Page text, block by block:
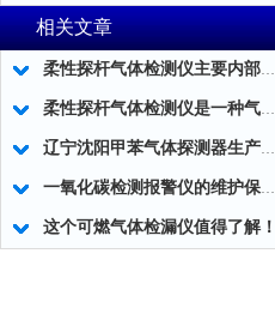
相关文章
柔性探杆气体检测仪主要内部结构简述
柔性探杆气体检测仪是一种气体泄露浓度检测的仪器仪表工具
辽宁沈阳甲苯气体探测器生产厂家
一氧化碳检测报警仪的维护保养小技巧分享
这个可燃气体检漏仪值得了解！